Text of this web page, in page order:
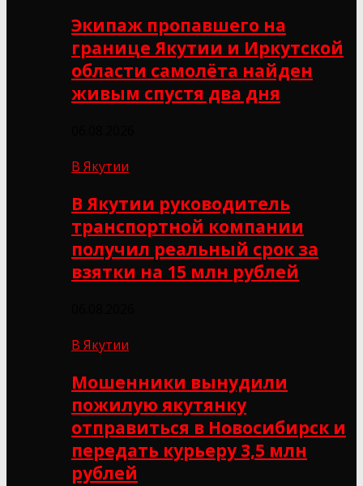
Экипаж пропавшего на
границе Якутии и Иркутской
области самолёта найден
живым спустя два дня
В Якутии
В Якутии руководитель
транспортной компании
получил реальный срок за
взятки на 15 млн рублей
В Якутии
Мошенники вынудили
пожилую якутянку
отправиться в Новосибирск и
передать курьеру 3,5 млн
рублей